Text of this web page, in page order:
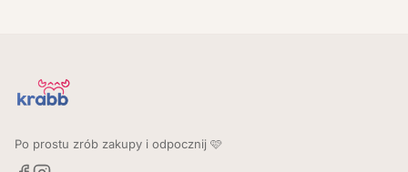
Po prostu zrób zakupy i odpocznij 🩷